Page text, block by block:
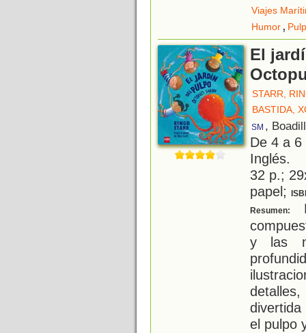
Viajes
Humor,
El
STARR,
BASTIDA,
SM ,
De 4 a
Inglés.
32 p.;
papel;
Resumen:
y las
divertida
el pulpo